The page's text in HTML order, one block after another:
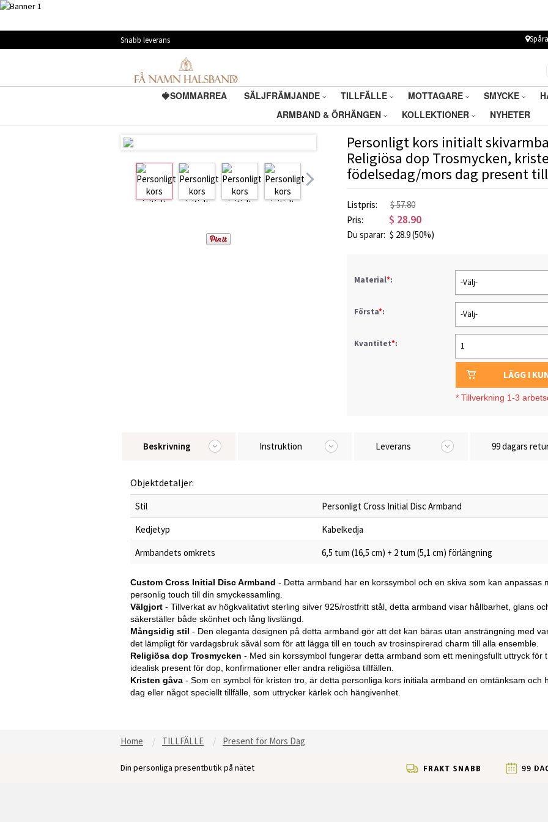
Snabb leverans
🍓SOMMARREA SÄLJFRÄMJANDE TILLFÄLLE MOTTAGARE SMYCKE
ARMBAND & ÖRHÄNGEN
KOLLEKTIONER NYHETER
Personligt kors initialt
Religiösa dop Trosmycken,
födelsedag/mors dag present
Listpris:
$ 57.80
Pris:
$ 28.90
Du sparar: $ 28.9(50%)
Material*: -Välj-
Första*: -Välj-
Kvantitet*: 1
LÄGG I
* Tillverkning 1-3
Beskrivning Instruktion Leverans 99 dagars
Objektdetaljer:
Stil
Personligt Cross Initial Disc Armband
Kedjetyp
Kabelkedja
Armbandets omkrets
6,5 tum (16,5 cm) + 2 tum (5,1 cm) förlängning
Custom Cross Initial Disc Armband - Detta armband har en korssymbol och en skiva som kan anpassas
personlig touch till din smyckessamling.
Välgjort - Tillverkat av högkvalitativt sterling silver 925/rostfritt stål, detta armband visar hållbarhet, glans
säkerställer både skönhet och lång livslängd.
Mångsidig stil - Den eleganta designen på detta armband gör att det kan bäras utan ansträngning med
det lämpligt för vardagsbruk såväl som för att lägga till en touch av trosinspirerad charm till alla ensemble.
Religiösa dop Trosmycken - Med sin korssymbol fungerar detta armband som ett meningsfullt uttryck för
idealisk present för dop, konfirmationer eller andra religiösa tillfällen.
Kristen gåva - Som en symbol för kristen tro, är detta personliga kors initiala armband en omtänksam och
dag eller något speciellt tillfälle, som uttrycker kärlek och hängivenhet.
Home TILLFÄLLE Present för Mors Dag
Din personliga presentbutik på nätet